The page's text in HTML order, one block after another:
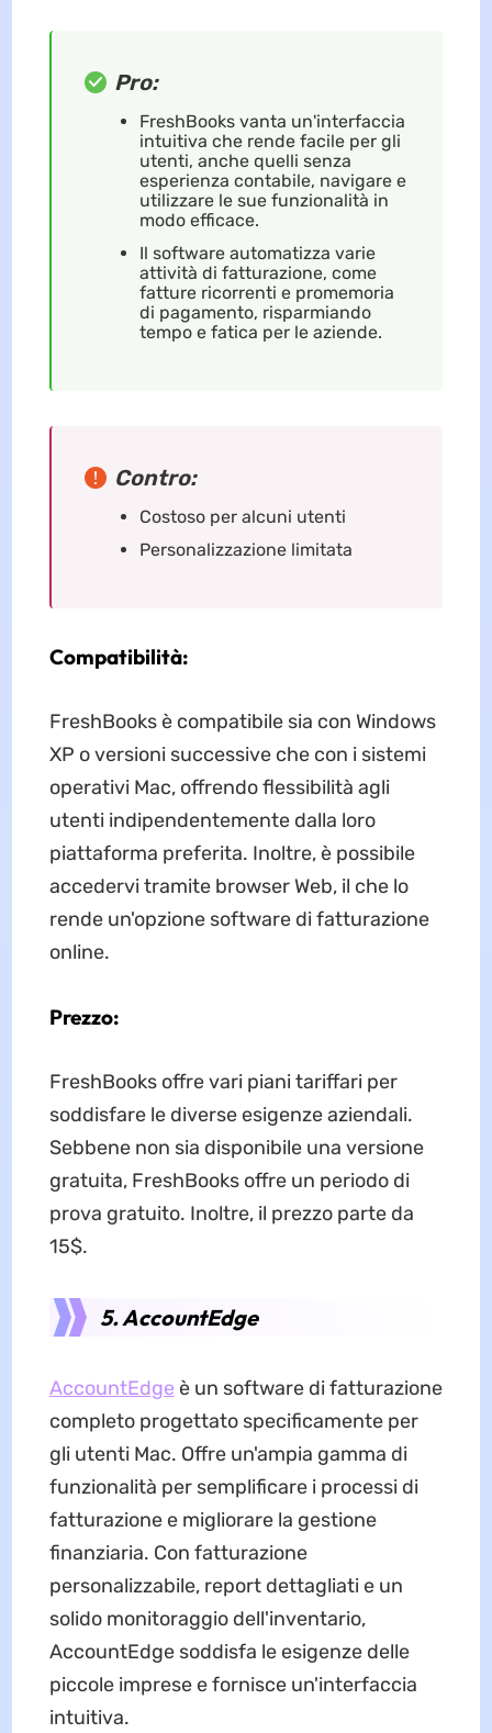
Pro:
FreshBooks vanta un'interfaccia
intuitiva che rende facile per gli
utenti, anche quelli senza
esperienza contabile, navigare e
utilizzare le sue funzionalità in
modo efficace.
Il software automatizza varie
attività di fatturazione, come
fatture ricorrenti e promemoria
di pagamento, risparmiando
tempo e fatica per le aziende.
Contro:
Costoso per alcuni utenti
Personalizzazione limitata
Compatibilità:
FreshBooks è compatibile sia con Windows
XP o versioni successive che con i sistemi
operativi Mac, offrendo flessibilità agli
utenti indipendentemente dalla loro
piattaforma preferita. Inoltre, è possibile
accedervi tramite browser Web, il che lo
rende un'opzione software di fatturazione
online.
Prezzo:
FreshBooks offre vari piani tariffari per
soddisfare le diverse esigenze aziendali.
Sebbene non sia disponibile una versione
gratuita, FreshBooks offre un periodo di
prova gratuito. Inoltre, il prezzo parte da
15$.
5. AccountEdge
AccountEdge è un software di fatturazione
completo progettato specificamente per
gli utenti Mac. Offre un'ampia gamma di
funzionalità per semplificare i processi di
fatturazione e migliorare la gestione
finanziaria. Con fatturazione
personalizzabile, report dettagliati e un
solido monitoraggio dell'inventario,
AccountEdge soddisfa le esigenze delle
piccole imprese e fornisce un'interfaccia
intuitiva.